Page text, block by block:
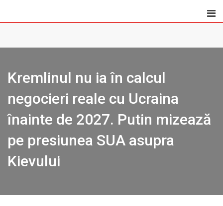
Kremlinul nu ia în calcul
negocieri reale cu Ucraina
înainte de 2027. Putin mizează
pe presiunea SUA asupra
Kievului